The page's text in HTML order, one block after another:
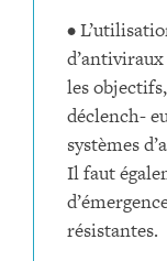
•
les
déclench-
systèmes
Il faut
résistantes.